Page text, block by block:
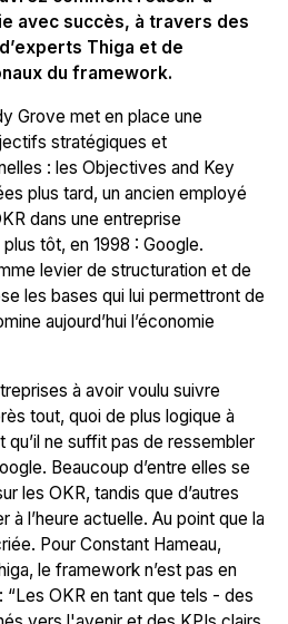
avec succès, à travers des
Thiga et de
du framework.
Grove met en place une
stratégiques et
: les Objectives and Key
plus tard, un ancien employé
dans une entreprise
tôt, en 1998 : Google.
levier de structuration et de
les bases qui lui permettront de
aujourd’hui l’économie
à avoir voulu suivre
tout, quoi de plus logique à
qu’il ne suffit pas de ressembler
. Beaucoup d’entre elles se
les OKR, tandis que d’autres
à l’heure actuelle. Au point que la
Pour Constant Hameau,
le framework n’est pas en
“Les OKR en tant que tels - des